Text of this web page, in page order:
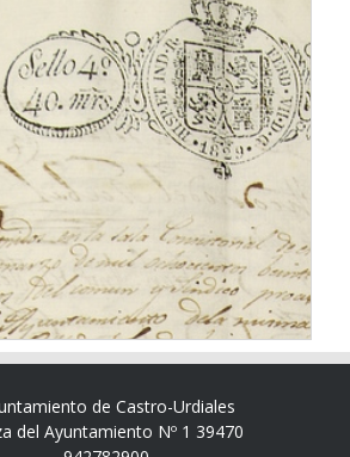
de Castro-Urdiales
del Ayuntamiento Nº 1 39470